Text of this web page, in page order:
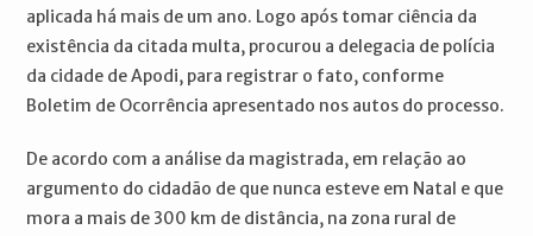
aplicada há mais de um ano. Logo após tomar ciência da
existência da citada multa, procurou a delegacia de polícia
da cidade de Apodi, para registrar o fato, conforme
Boletim de Ocorrência apresentado nos autos do processo.
De acordo com a análise da magistrada, em relação ao
argumento do cidadão de que nunca esteve em Natal e que
mora a mais de 300 km de distância, na zona rural de